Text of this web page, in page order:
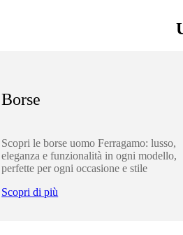
Borse
Scopri le borse uomo Ferragamo: lusso,
eleganza e funzionalità in ogni modello,
perfette per ogni occasione e stile
Scopri di più